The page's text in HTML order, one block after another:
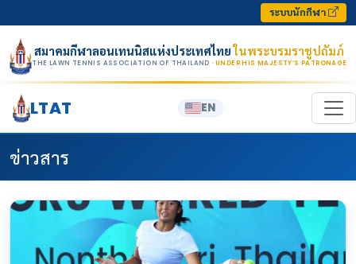
ระบบนักกีฬา
สมาคมกีฬาลอนเทนนิสแห่งประเทศไทยในพระบรมราชูปถัมภ์
THE LAWN TENNIS ASSOCIATION OF THAILAND · UNDER HIS MAJESTY’S PATRONAGE
LTAT EN
ข่าวสาร